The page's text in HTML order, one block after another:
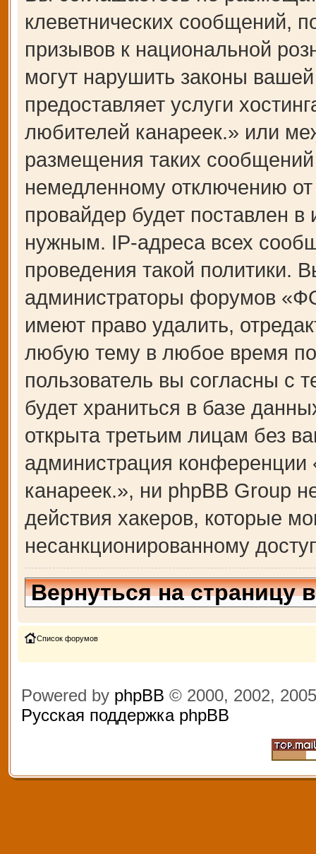
клеветнических сообщений,
призывов к национальной
могут нарушить законы
предоставляет услуги
любителей канареек.» или
размещения таких
немедленному отключению
провайдер будет поставлен
нужным. IP-адреса всех
проведения такой политики.
администраторы форумов
имеют право удалить,
любую тему в любое время
пользователь вы согласны с
будет храниться в базе
открыта третьим лицам без
администрация
канареек.», ни phpBB Group
действия хакеров, которые
несанкционированному
Вернуться на страницу
Список форумов
Powered by phpBB © 2000, 2002,
Русская поддержка phpBB